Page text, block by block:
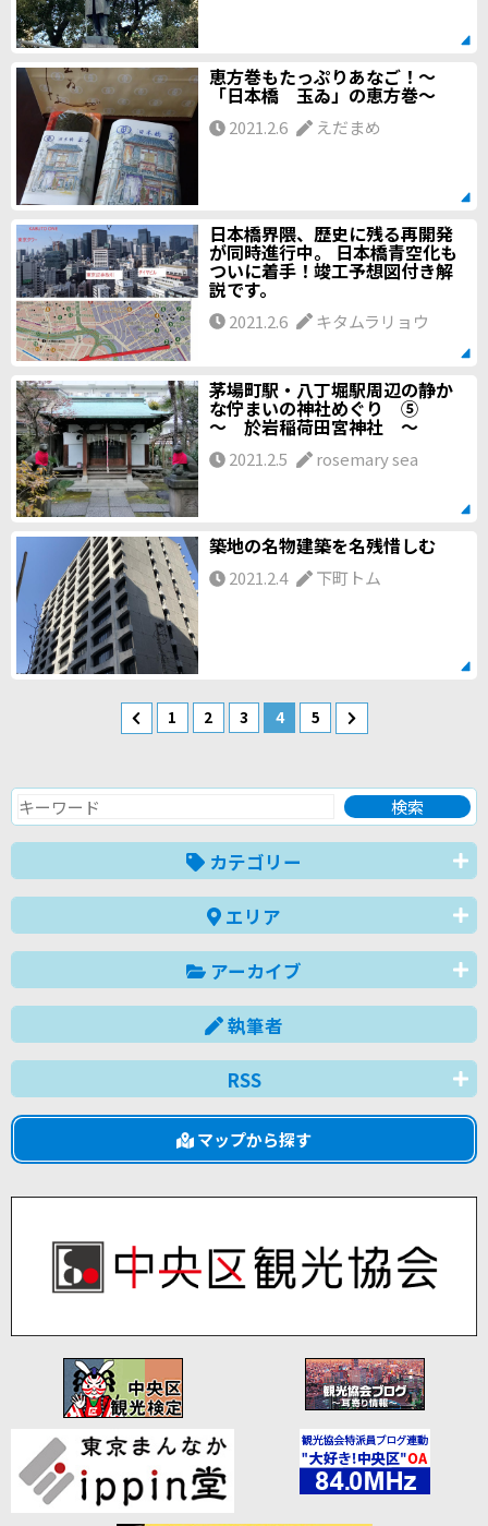
恵方巻もたっぷりあなご！～
「日本橋 玉ゐ」の恵方巻～
2021.2.6 えだまめ
日本橋界隈、歴史に残る再開発
が同時進行中。 日本橋青空化も
ついに着手！竣工予想図付き解
説です。
2021.2.6 キタムラリョウ
茅場町駅・八丁堀駅周辺の静か
な佇まいの神社めぐり ⑤
～ 於岩稲荷田宮神社 ～
2021.2.5 rosemary sea
築地の名物建築を名残惜しむ
2021.2.4 下町トム
1 2 3 4 5
カテゴリー
エリア
アーカイブ
執筆者
RSS
マップから探す